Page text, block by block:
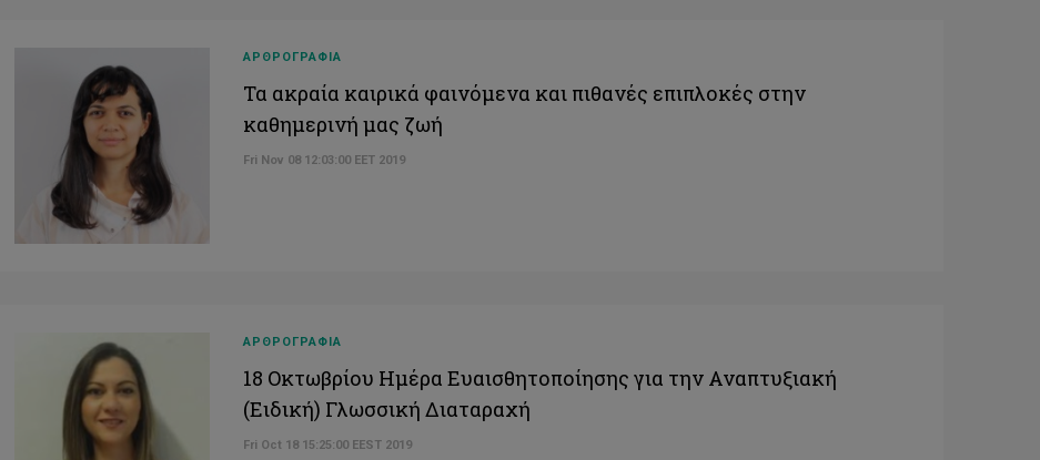
ΑΡΘΡΟΓΡΑΦΙΑ
Τα ακραία καιρικά φαινόμενα και πιθανές επιπλοκές στην
καθημερινή μας ζωή
Fri Nov 08 12:03:00 EET 2019
ΑΡΘΡΟΓΡΑΦΙΑ
18 Οκτωβρίου Ημέρα Ευαισθητοποίησης για την Αναπτυξιακή
(Ειδική) Γλωσσική Διαταραχή
Fri Oct 18 15:25:00 EEST 2019